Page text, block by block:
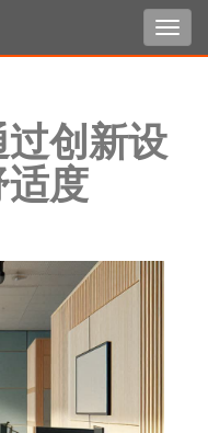
切
换
创新设
适度